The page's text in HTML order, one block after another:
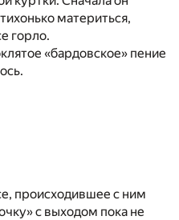
материться,
горло.
«бардовское» пение
происходившее с ним
с выходом пока не